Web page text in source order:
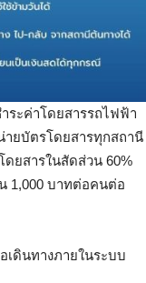
ระค่าโดยสารรถไฟฟ้า
ายบัตรโดยสารทุกสถานี
ดยสารในสัดส่วน 60%
1,000 บาทต่อคนต่อ
เดินทางภายในระบบ